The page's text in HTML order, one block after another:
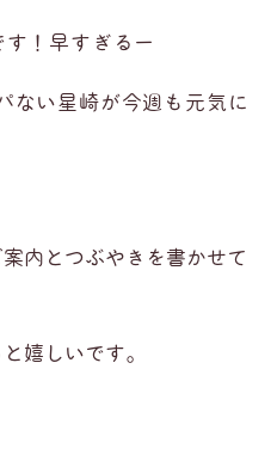
！早すぎるー
ない星崎が今週も元気に
内とつぶやきを書かせて
嬉しいです。